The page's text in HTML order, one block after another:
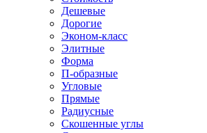
Дешевые
Дорогие
Эконом-класс
Элитные
Форма
П-образные
Угловые
Прямые
Радиусные
Скошенные углы